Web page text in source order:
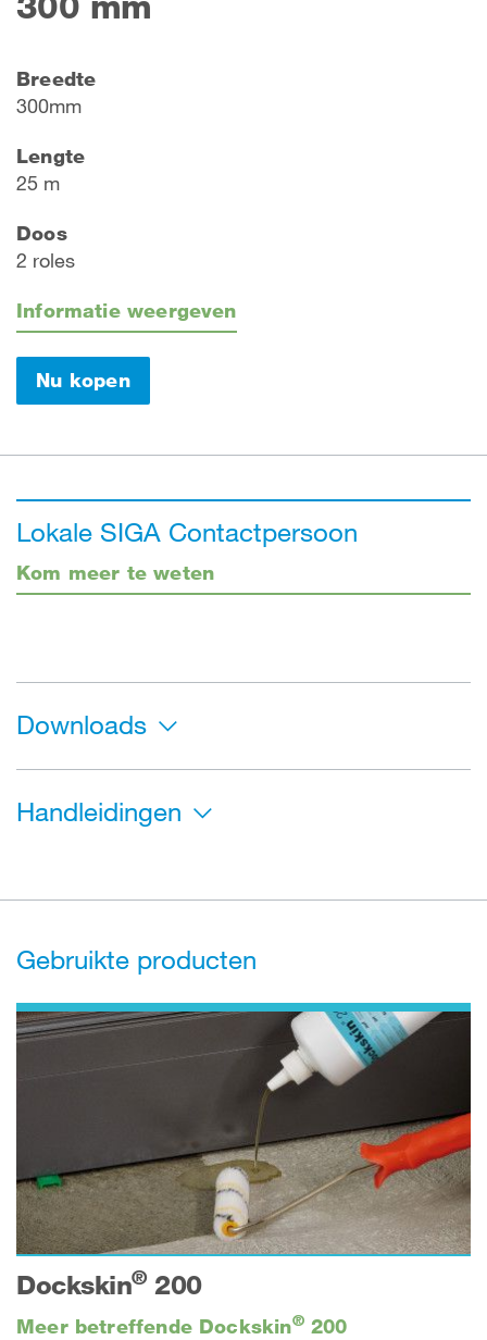
Breedte
300mm
Lengte
25 m
Doos
2 roles
Informatie weergeven
Nu kopen
Lokale SIGA Contactpersoon
Kom meer te weten
Downloads
Handleidingen
Gebruikte producten
Dockskin®200
Meer betreffende Dockskin®200